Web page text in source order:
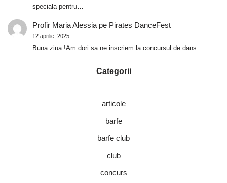
speciala pentru…
Profir Maria Alessiape Pirates DanceFest
12 aprilie, 2025
Buna ziua !Am dori sa ne inscriem la concursul de dans.
Categorii
articole
barfe
barfe club
club
concurs